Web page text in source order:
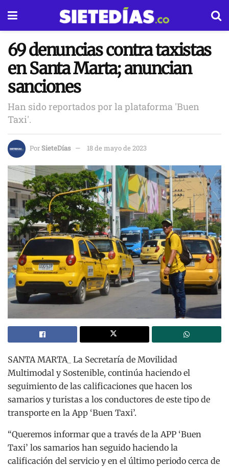
69 denuncias contra taxistas
en Santa Marta; anuncian
sanciones
Han sido reportados por la plataforma 'Buen
Taxi'.
PorSieteDías 18 de mayo de 2023
SANTA MARTA_ La Secretaría de Movilidad
Multimodal y Sostenible, continúa haciendo el
seguimiento de las calificaciones que hacen los
samarios y turistas a los conductores de este tipo de
transporte en la App ‘Buen Taxi’.
“Queremos informar que a través de la APP ‘Buen
Taxi’ los samarios han seguido haciendo la
calificación del servicio y en el último periodo cerca de